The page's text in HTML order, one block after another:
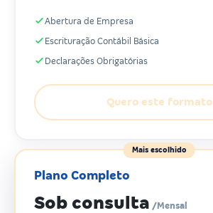
Abertura de Empresa
Escrituração Contábil Básica
Declarações Obrigatórias
Quero este formato
Mais escolhido
Plano Completo
Sob consulta /Mensal